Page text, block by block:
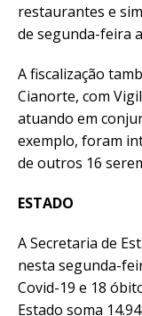
restaurantes e
de segunda-feira
A fiscalização
Cianorte, com
atuando em
exemplo, foram
de outros 16
ESTADO
A Secretaria de
nesta segunda-
Covid-19 e 18
Estado soma